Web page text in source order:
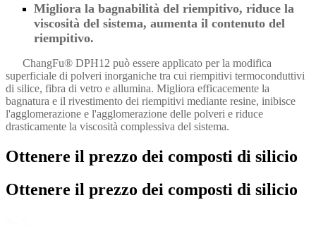
Migliora la bagnabilità del riempitivo, riduce la
viscosità del sistema, aumenta il contenuto del
riempitivo.
ChangFu® DPH12 può essere applicato per la modifica
superficiale di polveri inorganiche tra cui riempitivi termoconduttivi
di silice, fibra di vetro e allumina. Migliora efficacemente la
bagnatura e il rivestimento dei riempitivi mediante resine, inibisce
l'agglomerazione e l'agglomerazione delle polveri e riduce
drasticamente la viscosità complessiva del sistema.
Ottenere il prezzo dei composti di silicio
Ottenere il prezzo dei composti di silicio